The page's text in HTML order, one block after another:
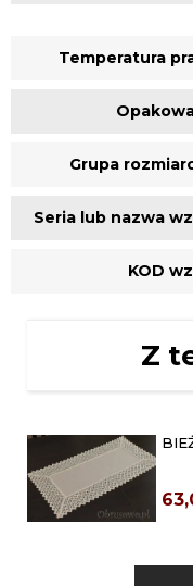
Temperatura
Grupa
Seria lub nazwa
KOD
Z